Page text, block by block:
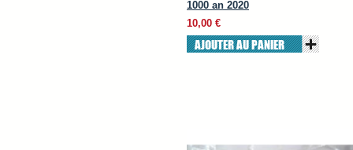
1000 an 2020
10,00 €
AJOUTER AU PANIER